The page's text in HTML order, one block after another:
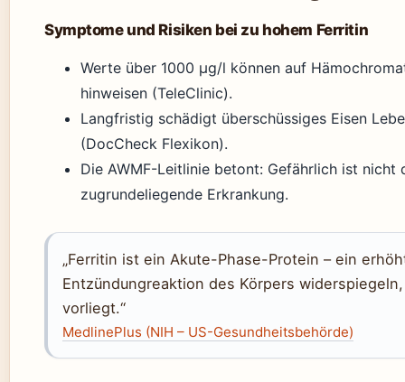
Symptome und Risiken bei zu hohem Ferritin
Werte über 1000 µg/l können auf
hinweisen (TeleClinic).
Langfristig schädigt überschüssiges Eisen
(DocCheck Flexikon).
Die AWMF-Leitlinie betont: Gefährlich ist
zugrundeliegende Erkrankung.
„Ferritin ist ein Akute-Phase-Protein – ein
Entzündungreaktion des Körpers
vorliegt.“
MedlinePlus (NIH – US-Gesundheitsbehörde)